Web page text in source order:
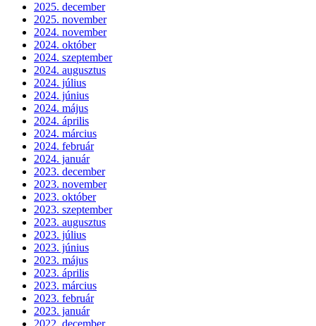
2025. december
2025. november
2024. november
2024. október
2024. szeptember
2024. augusztus
2024. július
2024. június
2024. május
2024. április
2024. március
2024. február
2024. január
2023. december
2023. november
2023. október
2023. szeptember
2023. augusztus
2023. július
2023. június
2023. május
2023. április
2023. március
2023. február
2023. január